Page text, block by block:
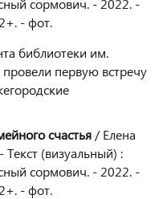
сормович. - 2022. -
- фот.
библиотеки им.
первую встречу
счастья / Елена
(визуальный) :
сормович. - 2022. -
- фот.